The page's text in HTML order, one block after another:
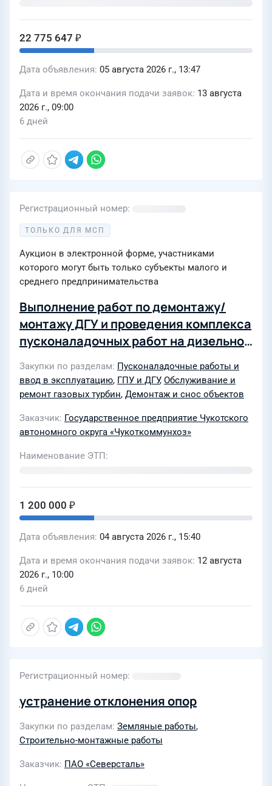
22 775 647 ₽
Дата объявления 05 августа 2026 г., 13:47
Дата и время окончания подачи заявок 13 августа
2026 г., 09:00
6 дней
Регистрационный номер
ТОЛЬКО ДЛЯ МСП
Аукцион в электронной форме, участниками
которого могут быть только субъекты малого и
среднего предпринимательства
Выполнение работ по демонтажу/
монтажу ДГУ и проведения комплекса
пусконаладочных работ на дизельном
генераторе типа АД 280-Т400 зав.
2024040122, 2024 года выпуска, на
ДЭС сп. Канчалан
Закупки по разделам Пусконаладочные работы и
ввод в эксплуатацию, ГПУ и ДГУ, Обслуживание и
ремонт газовых турбин, Демонтаж и снос объектов
Заказчик Государственное предприятие Чукотского
автономного округа «Чукоткоммунхоз»
Наименование ЭТП
1 200 000 ₽
Дата объявления 04 августа 2026 г., 15:40
Дата и время окончания подачи заявок 12 августа
2026 г., 10:00
6 дней
Регистрационный номер
устранение отклонения опор
Закупки по разделам Земляные работы,
Строительно-монтажные работы
Заказчик ПАО «Северсталь»